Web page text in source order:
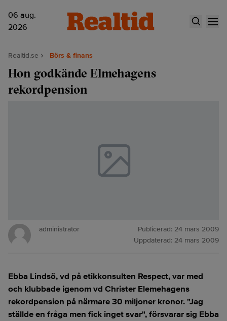
06 aug.
2026
Realtid.se Börs & finans
Hon godkände Elmehagens
rekordpension
administrator Publicerad: 24 mars 2009
Uppdaterad: 24 mars 2009
Ebba Lindsö, vd på etikkonsulten Respect, var med
och klubbade igenom vd Christer Elemehagens
rekordpension på närmare 30 miljoner kronor. "Jag
ställde en fråga men fick inget svar", försvarar sig Ebba